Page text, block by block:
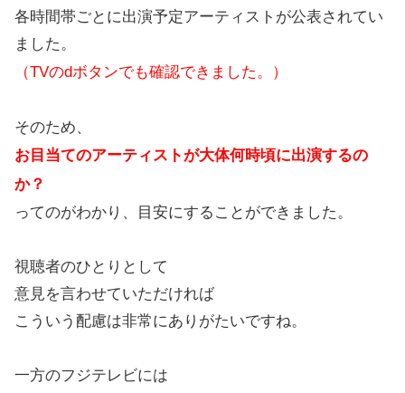
各時間帯ごとに出演予定アーティストが公表されてい
ました。
（TVのdボタンでも確認できました。）
そのため、
お目当てのアーティストが大体何時頃に出演するの
か？
ってのがわかり、目安にすることができました。
視聴者のひとりとして
意見を言わせていただければ
こういう配慮は非常にありがたいですね。
一方のフジテレビには